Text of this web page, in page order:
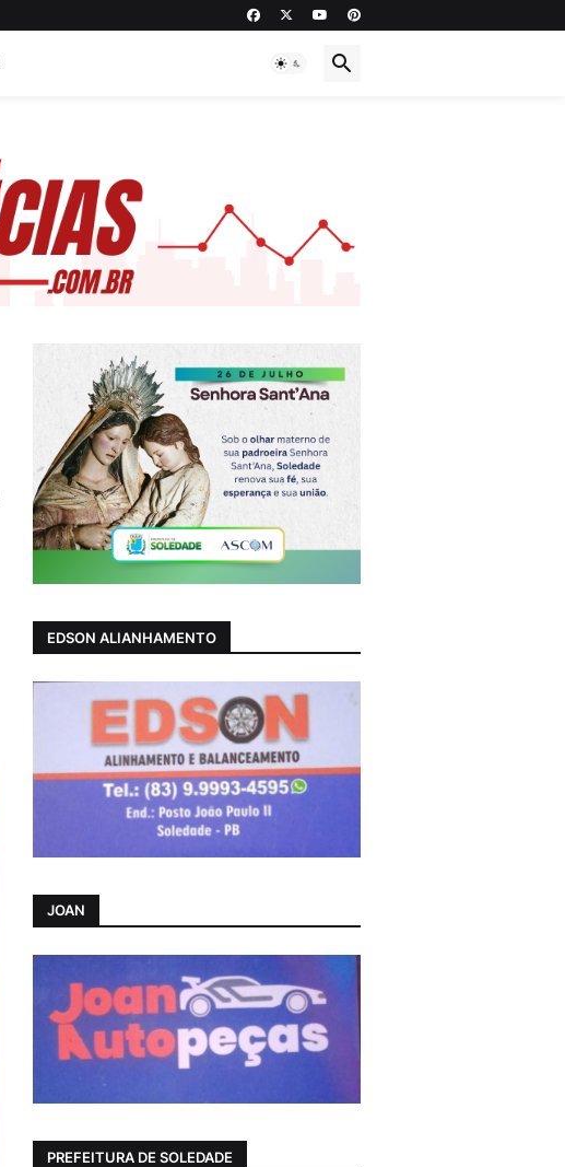
EDSON ALIANHAMENTO
JOAN
PREFEITURA DE SOLEDADE